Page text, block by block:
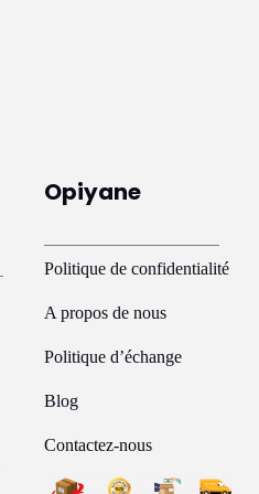
sur
Opiyane
Politique de confidentialité
A propos de nous
Politique d’échange
Blog
Contactez-nous